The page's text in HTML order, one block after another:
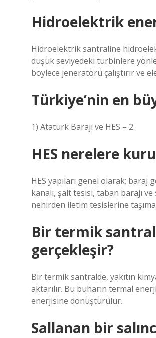
Hidroelektrik
Hidroelektrik santraline
düşük seviyedeki türbinlere
böylece jeneratörü çalıştırır ve
Türkiye’nin en
1) Atatürk Barajı ve HES – 2.
HES nerelere
HES yapıları genel olarak;
kanalı, şalt tesisi, taban barajı
nehirden iletim tesislerine
Bir termik
gerçekleşir?
Bir termik santralde, yakıtın
aktarılır. Bu buharın termal
enerjisine dönüştürülür.
Sallanan bir